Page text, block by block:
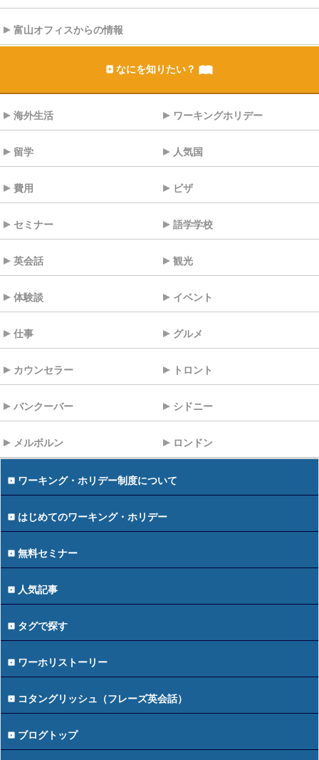
富山オフィスからの情報
なにを知りたい？
海外生活 ワーキングホリデー
留学 人気国
費用 ビザ
セミナー 語学学校
英会話 観光
体験談 イベント
仕事 グルメ
カウンセラー トロント
バンクーバー シドニー
メルボルン ロンドン
ワーキング・ホリデー制度について
はじめてのワーキング・ホリデー
無料セミナー
人気記事
タグで探す
ワーホリストーリー
コタングリッシュ（フレーズ英会話）
ブログトップ